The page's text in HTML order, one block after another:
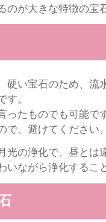
のが大きな特徴の宝
硬い宝石のため、流
す。
ったものでも可能で
で、避けてください。
光の浄化で、昼とは
いながら浄化するこ